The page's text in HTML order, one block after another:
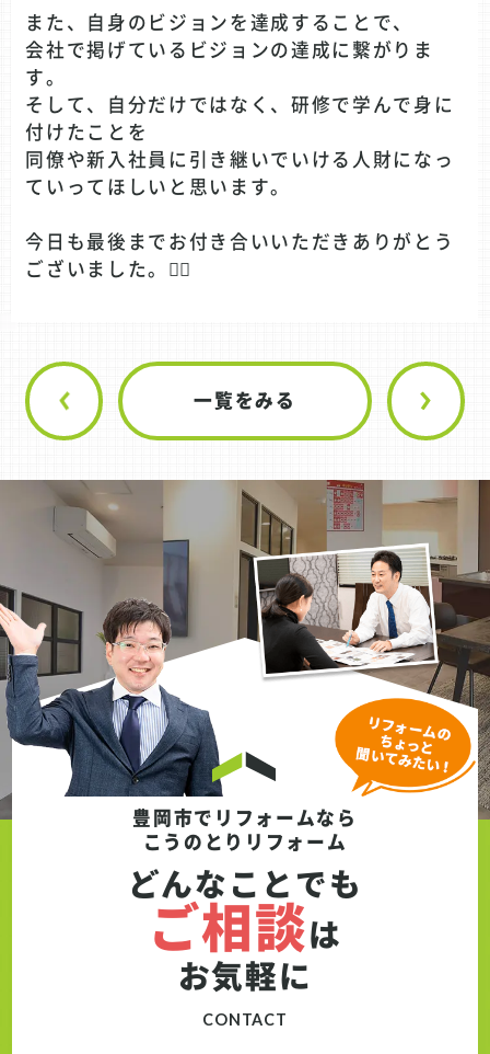
また、自身のビジョンを達成することで、
会社で掲げているビジョンの達成に繋がりま
す。
そして、自分だけではなく、研修で学んで身に
付けたことを
同僚や新入社員に引き継いでいける人財になっ
ていってほしいと思います。
今日も最後までお付き合いいただきありがとう
ございました。🙇‍♂️
一覧をみる
豊岡市でリフォームなら
こうのとりリフォーム
どんなことでも
ご相談は
お気軽に
CONTACT